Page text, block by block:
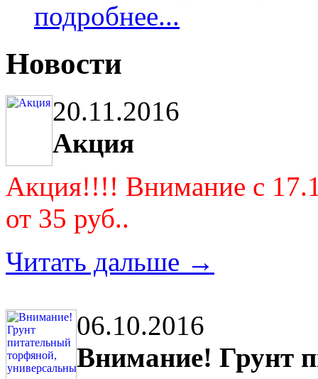
подробнее...
Новости
20.11.2016
Акция
Акция!!!! Внимание с
от 35 руб..
Читать дальше →
06.10.2016
Внимание! Грунт